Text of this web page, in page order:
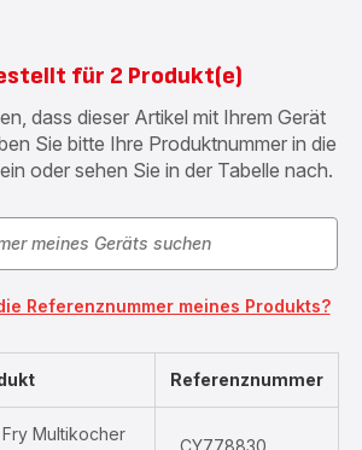
für 2 Produkt(e)
dass dieser Artikel mit Ihrem Gerät
Sie bitte Ihre Produktnummer in die
oder sehen Sie in der Tabelle nach.
Referenznummer meines Produkts?
Referenznummer
Multikocher
CY778830